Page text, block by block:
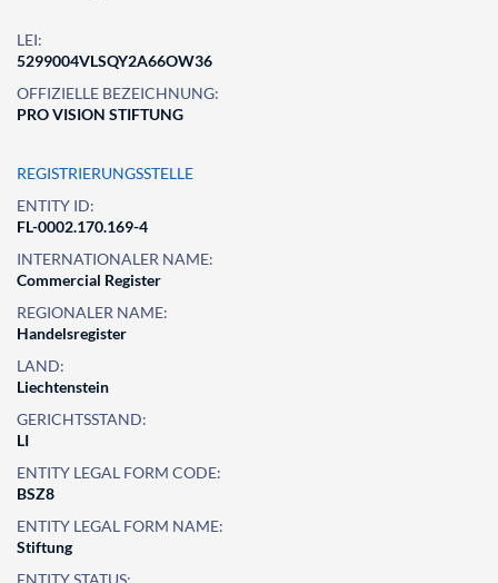
LEI:
5299004VLSQY2A66OW36
OFFIZIELLE BEZEICHNUNG:
PRO VISION STIFTUNG
REGISTRIERUNGSSTELLE
ENTITY ID:
FL-0002.170.169-4
INTERNATIONALER NAME:
Commercial Register
REGIONALER NAME:
Handelsregister
LAND:
Liechtenstein
GERICHTSSTAND:
LI
ENTITY LEGAL FORM CODE:
BSZ8
ENTITY LEGAL FORM NAME:
Stiftung
ENTITY STATUS: